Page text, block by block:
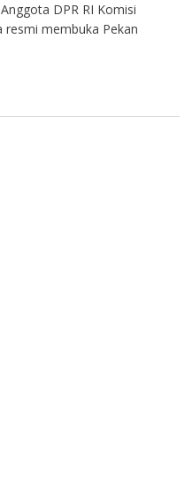
DPR RI Komisi
resmi membuka Pekan